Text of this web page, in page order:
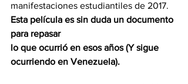
manifestaciones estudiantiles de 2017.
Esta película es sin duda un documento
para repasar
lo que ocurrió en esos años (Y sigue
ocurriendo en Venezuela).